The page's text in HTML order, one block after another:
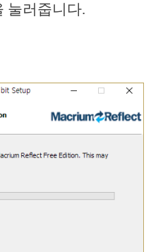
눌러줍니다.